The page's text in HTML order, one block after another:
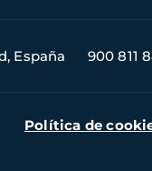
España 900 811
Política de